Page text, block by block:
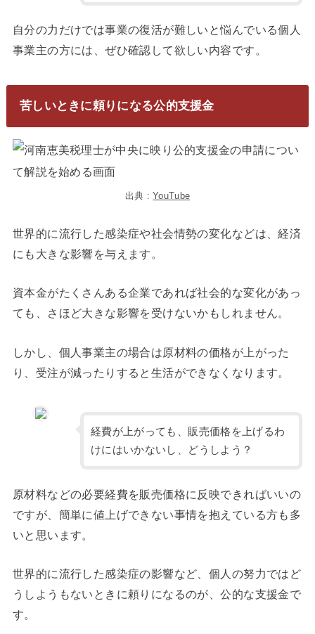
自分の力だけでは事業の復活が難しいと悩んでいる個人
事業主の方には、ぜひ確認して欲しい内容です。
苦しいときに頼りになる公的支援金
出典 :YouTube
世界的に流行した感染症や社会情勢の変化などは、経済
にも大きな影響を与えます。
資本金がたくさんある企業であれば社会的な変化があっ
ても、さほど大きな影響を受けないかもしれません。
しかし、個人事業主の場合は原材料の価格が上がった
り、受注が減ったりすると生活ができなくなります。
経費が上がっても、販売価格を上げるわ
けにはいかないし、どうしよう？
原材料などの必要経費を販売価格に反映できればいいの
ですが、簡単に値上げできない事情を抱えている方も多
いと思います。
世界的に流行した感染症の影響など、個人の努力ではど
うしようもないときに頼りになるのが、公的な支援金で
す。